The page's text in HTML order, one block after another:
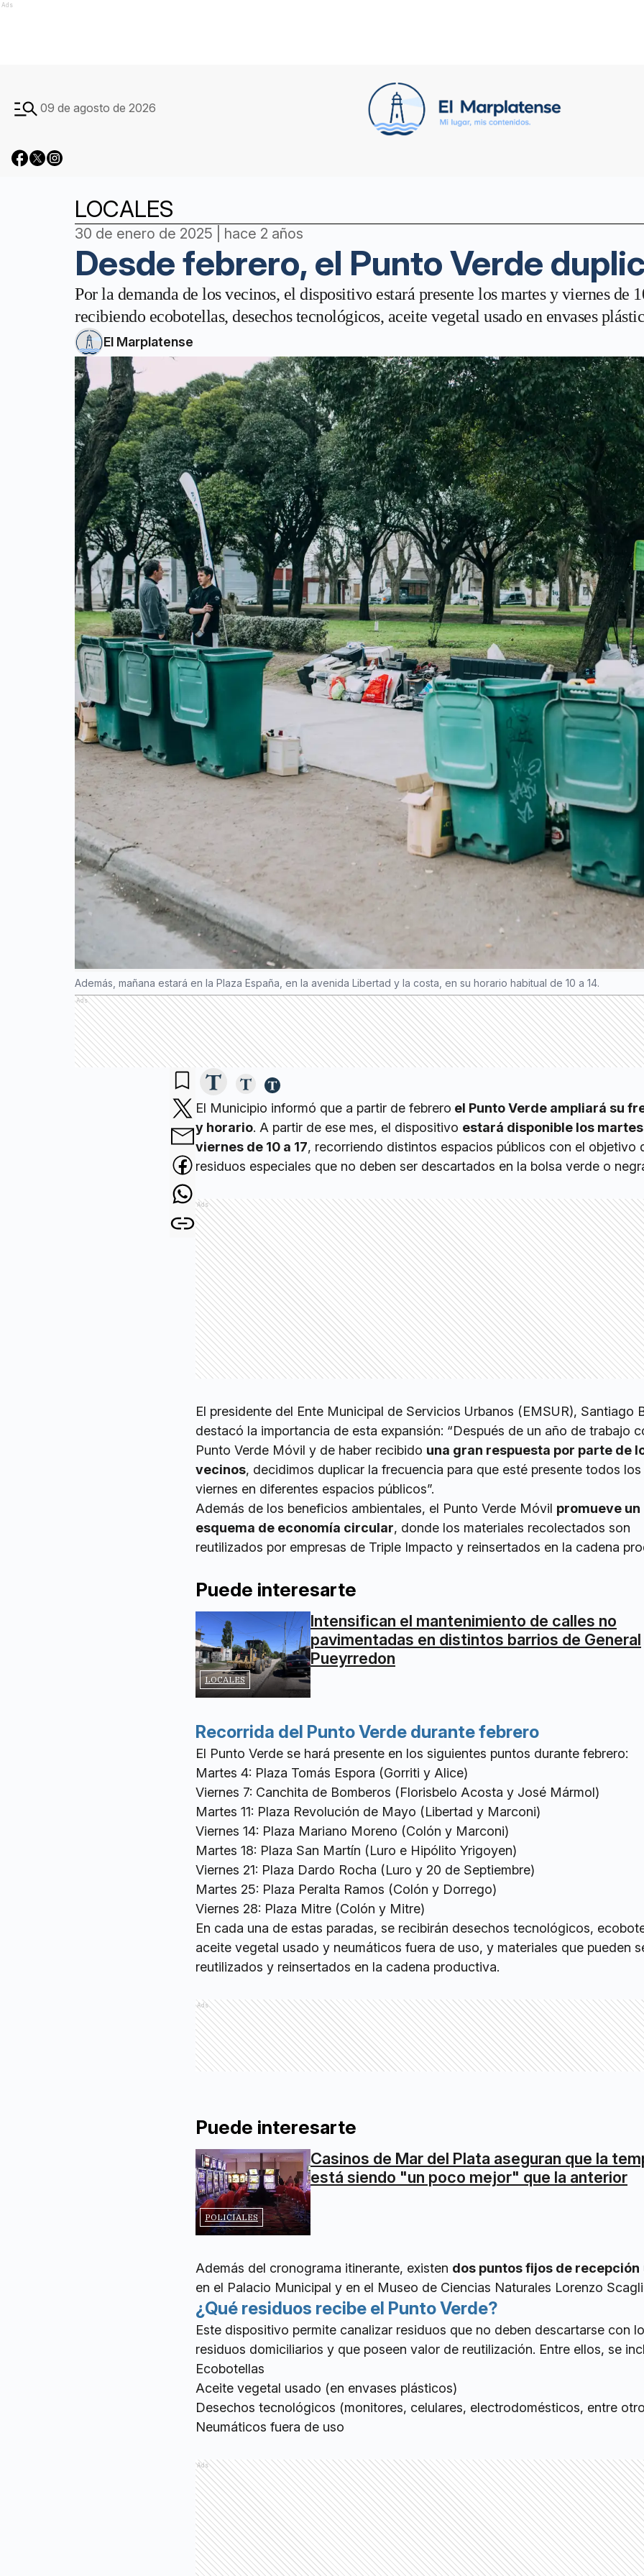
Ads
09 de agosto de 2026
LOCALES
30 de enero de 2025 | hace 2 años
Desde febrero, el Punto Verde
Por la demanda de los vecinos, el dispositivo estará presente los martes y viernes de
recibiendo ecobotellas, desechos tecnológicos, aceite vegetal usado en envases
El Marplatense
Además, mañana estará en la Plaza España, en la avenida Libertad y la costa, en su horario habitual de 10 a 14.
Ads
El Municipio informó que a partir de febrero el Punto Verde ampliará su
y horario. A partir de ese mes, el dispositivo estará disponible los
viernes de 10 a 17, recorriendo distintos espacios públicos con el objetivo
residuos especiales que no deben ser descartados en la bolsa verde o
Ads
El presidente del Ente Municipal de Servicios Urbanos (EMSUR), Santiago
destacó la importancia de esta expansión: “Después de un año de trabajo
Punto Verde Móvil y de haber recibido una gran respuesta por parte de
vecinos, decidimos duplicar la frecuencia para que esté presente todos
viernes en diferentes espacios públicos”.
Además de los beneficios ambientales, el Punto Verde Móvil promueve un
esquema de economía circular, donde los materiales recolectados son
reutilizados por empresas de Triple Impacto y reinsertados en la cadena
Puede interesarte
LOCALES
Intensifican el mantenimiento de calles no
pavimentadas en distintos barrios de General
Pueyrredon
Recorrida del Punto Verde durante febrero
El Punto Verde se hará presente en los siguientes puntos durante febrero:
Martes 4: Plaza Tomás Espora (Gorriti y Alice)
Viernes 7: Canchita de Bomberos (Florisbelo Acosta y José Mármol)
Martes 11: Plaza Revolución de Mayo (Libertad y Marconi)
Viernes 14: Plaza Mariano Moreno (Colón y Marconi)
Martes 18: Plaza San Martín (Luro e Hipólito Yrigoyen)
Viernes 21: Plaza Dardo Rocha (Luro y 20 de Septiembre)
Martes 25: Plaza Peralta Ramos (Colón y Dorrego)
Viernes 28: Plaza Mitre (Colón y Mitre)
En cada una de estas paradas, se recibirán desechos tecnológicos,
aceite vegetal usado y neumáticos fuera de uso, y materiales que pueden
reutilizados y reinsertados en la cadena productiva.
Ads
Puede interesarte
POLICIALES
Casinos de Mar del Plata aseguran que la
está siendo "un poco mejor" que la anterior
Además del cronograma itinerante, existen dos puntos fijos de recepción
en el Palacio Municipal y en el Museo de Ciencias Naturales Lorenzo
¿Qué residuos recibe el Punto Verde?
Este dispositivo permite canalizar residuos que no deben descartarse con
residuos domiciliarios y que poseen valor de reutilización. Entre ellos, se
Ecobotellas
Aceite vegetal usado (en envases plásticos)
Desechos tecnológicos (monitores, celulares, electrodomésticos, entre
Neumáticos fuera de uso
Ads